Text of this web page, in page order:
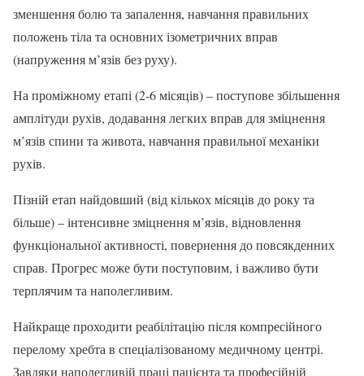
зменшення болю та запалення, навчання правильних
положень тіла та основних ізометричних вправ
(напруження м’язів без руху).
На проміжному етапі (2-6 місяців) – поступове збільшення
амплітуди рухів, додавання легких вправ для зміцнення
м’язів спини та живота, навчання правильної механіки
рухів.
Пізній етап найдовший (від кількох місяців до року та
більше) – інтенсивне зміцнення м’язів, відновлення
функціональної активності, повернення до повсякденних
справ. Прогрес може бути поступовим, і важливо бути
терплячим та наполегливим.
Найкраще проходити реабілітацію після компресійного
перелому хребта в спеціалізованому медичному центрі.
Завдяки наполегливій праці пацієнта та професійній